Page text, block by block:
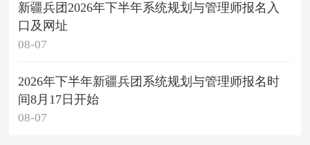
新疆兵团2026年下半年系统规划与管理师报名入
口及网址
08-07
2026年下半年新疆兵团系统规划与管理师报名时
间8月17日开始
08-07